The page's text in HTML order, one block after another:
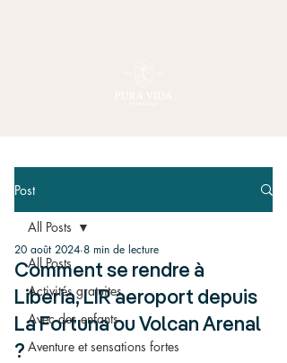
Post
All Posts
Activités gratuites
Avec des enfants
Aventure et sensations fortes
All Posts
Comment se rendre à
Liberia, LIR aeroport depuis
La Fortuna ou Volcan Arenal
?
20 août 2024 8 min de lecture